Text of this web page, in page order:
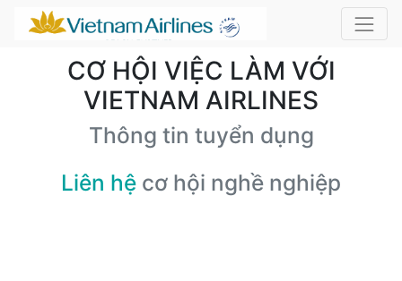
CƠ HỘI VIỆC LÀM VỚI
VIETNAM AIRLINES
Thông tin tuyển dụng
Liên hệ cơ hội nghề nghiệp